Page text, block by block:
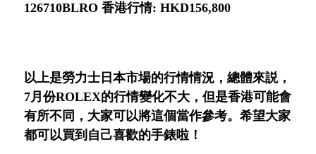
126710BLRO 香港行情: HKD156,800
以上是勞力士日本市場的行情情況，總體來説，
7月份ROLEX的行情變化不大，但是香港可能會
有所不同，大家可以將這個當作參考。希望大家
都可以買到自己喜歡的手錶啦！